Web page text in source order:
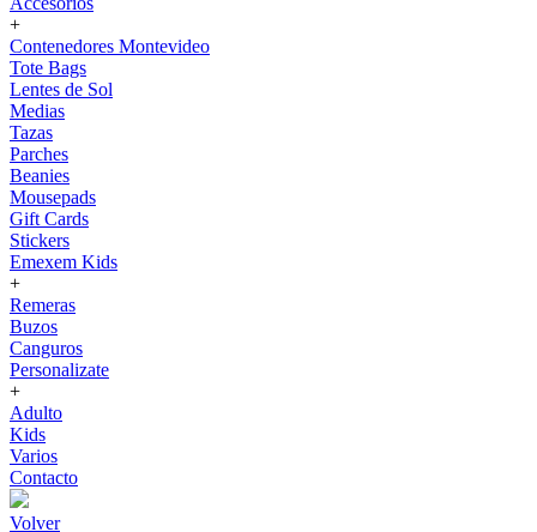
+
Contenedores Montevideo
Tote Bags
Lentes de Sol
Medias
Tazas
Parches
Beanies
Mousepads
Gift Cards
Stickers
Emexem Kids
+
Remeras
Buzos
Canguros
Personalizate
+
Adulto
Kids
Varios
Contacto
Volver